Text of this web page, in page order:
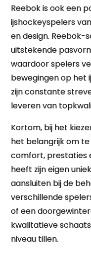
Reebok is ook een
ijshockeyspelers
en design. Reebok-
uitstekende
waardoor spelers
bewegingen op het
zijn constante
leveren van
Kortom, bij het
het belangrijk om
comfort, prestaties
heeft zijn eigen
aansluiten bij de
verschillende
of een
kwalitatieve
niveau tillen.